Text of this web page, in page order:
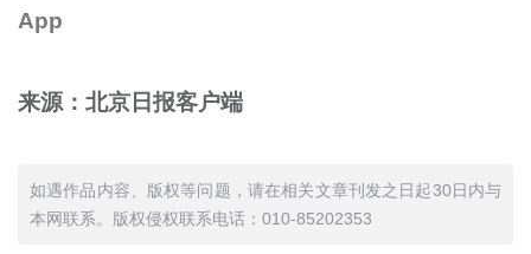
App
来源：北京日报客户端
如遇作品内容、版权等问题，请在相关文章刊发之日起30日内与
本网联系。版权侵权联系电话：010-85202353